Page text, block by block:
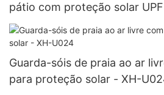
pátio com proteção solar
Guarda-sóis de praia ao ar
para proteção solar - XH-